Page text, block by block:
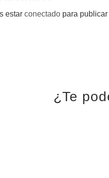
estar conectado para
¿Te